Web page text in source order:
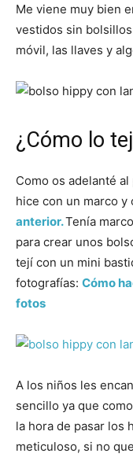
Me viene muy bien
vestidos sin
móvil, las llaves y
¿Cómo lo
Como os adelanté
hice con un marco y
anterior.Tenía
para crear unos
tejí con un mini
fotografías: Cómo
fotos
A los niños les
sencillo ya que
la hora de pasar los
meticuloso, si no